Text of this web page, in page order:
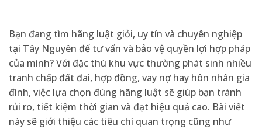
Bạn đang tìm hãng luật giỏi, uy tín và chuyên nghiệp
tại Tây Nguyên để tư vấn và bảo vệ quyền lợi hợp pháp
của mình? Với đặc thù khu vực thường phát sinh nhiều
tranh chấp đất đai, hợp đồng, vay nợ hay hôn nhân gia
đình, việc lựa chọn đúng hãng luật sẽ giúp bạn tránh
rủi ro, tiết kiệm thời gian và đạt hiệu quả cao. Bài viết
này sẽ giới thiệu các tiêu chí quan trọng cũng như